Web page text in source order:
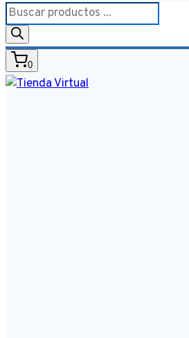
Búsqueda
de
productos
0